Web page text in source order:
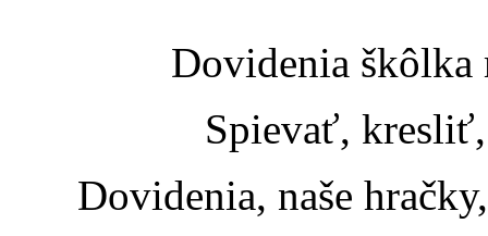
Dovidenia škôlka
Spievať, kresliť,
Dovidenia, naše